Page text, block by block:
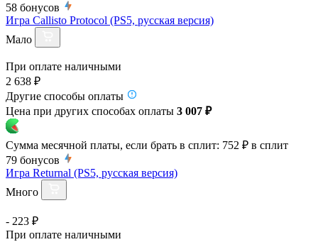
58 бонусов
Игра Callisto Protocol (PS5, русская версия)
Мало
При оплате наличными
2 638 ₽
Другие способы оплаты
Цена при других способах оплаты 3 007 ₽
Сумма месячной платы, если брать в сплит: 752 ₽ в сплит
79 бонусов
Игра Returnal (PS5, русская версия)
Много
- 223 ₽
При оплате наличными